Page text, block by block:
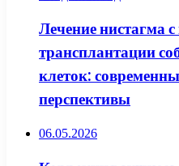
Лечение нистагма
трансплантации
клеток:
перспективы
06.05.2026